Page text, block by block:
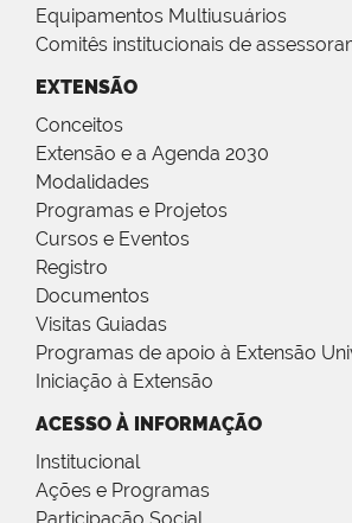
Equipamentos Multiusuários
Comitês institucionais de
EXTENSÃO
Conceitos
Extensão e a Agenda 2030
Modalidades
Programas e Projetos
Cursos e Eventos
Registro
Documentos
Visitas Guiadas
Programas de apoio à Extensão
Iniciação à Extensão
ACESSO À INFORMAÇÃO
Institucional
Ações e Programas
Participação Social